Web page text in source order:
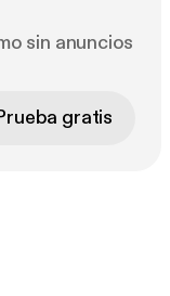
sin anuncios
gratis